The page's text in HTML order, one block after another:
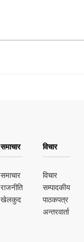
समाचार
समाचार
राजनीति
खेलकुद
विचार
विचार
सम्पादकीय
पाठकपत्र
अन्तरवार्ता